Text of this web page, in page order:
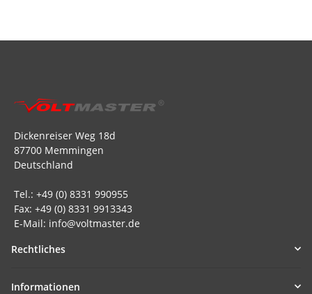
Dickenreiser Weg 18d
87700 Memmingen
Deutschland
Tel.: +49 (0) 8331 990955
Fax: +49 (0) 8331 9913343
E-Mail: info@voltmaster.de
Rechtliches
Informationen